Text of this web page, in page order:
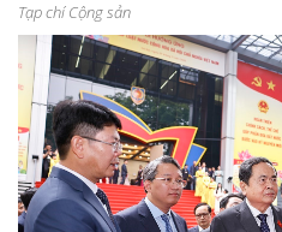
Tạp chí Cộng sản